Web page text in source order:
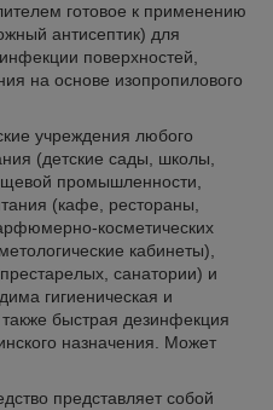
готовое к применению
антисептик) для
поверхностей,
на основе изопропилового
учреждения любого
(детские сады, школы,
промышленности,
(кафе, рестораны,
косметических
кабинеты),
санатории) и
гигиеническая и
быстрая дезинфекция
назначения. Может
представляет собой